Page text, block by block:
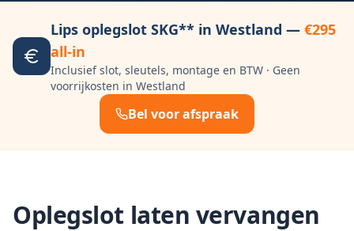
Lips oplegslot SKG** in Westland — €295
all-in
Inclusief slot, sleutels, montage en BTW · Geen
voorrijkosten in Westland
Bel voor afspraak
Oplegslot laten vervangen